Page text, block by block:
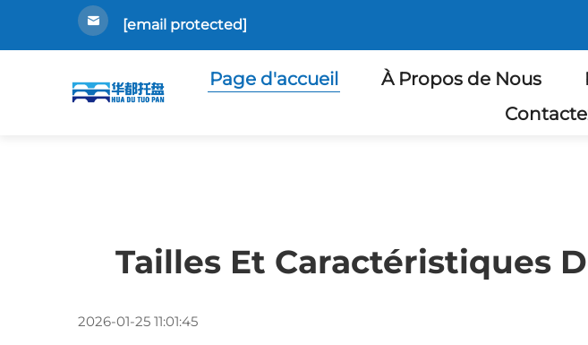
[email protected]
Page d'accueil À Propos de Nous
Tailles Et Caractéristiques
2026-01-25 11:01:45